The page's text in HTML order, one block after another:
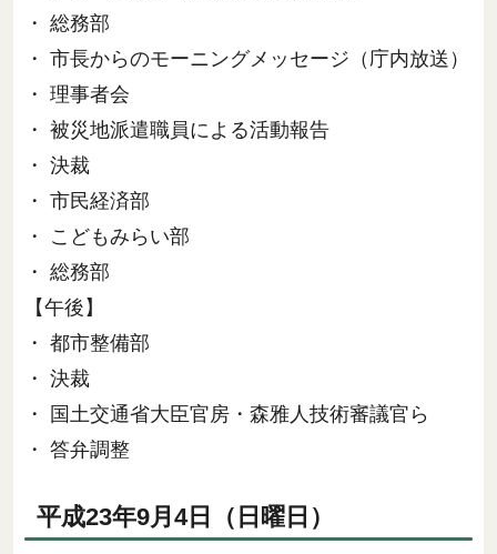
・ 総務部
・ 市長からのモーニングメッセージ（庁内放送）
・ 理事者会
・ 被災地派遣職員による活動報告
・ 決裁
・ 市民経済部
・ こどもみらい部
・ 総務部
【午後】
・ 都市整備部
・ 決裁
・ 国土交通省大臣官房・森雅人技術審議官ら
・ 答弁調整
平成23年9月4日（日曜日）